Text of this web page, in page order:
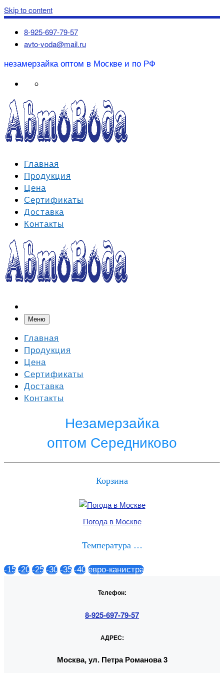
Skip to content
8-925-697-79-57
avto-voda@mail.ru
незамерзайка оптом в Москве и по РФ
Главная
Продукция
Цена
Сертификаты
Доставка
Контакты
Меню
Главная
Продукция
Цена
Сертификаты
Доставка
Контакты
Незамерзайка
оптом Середниково
Корзина
Погода в Москве
Температура …
-15 -20 -25 -30 -35 -40 евро-канистра
Телефон:
8-925-697-79-57
АДРЕС:
Москва, ул. Петра Романова 3